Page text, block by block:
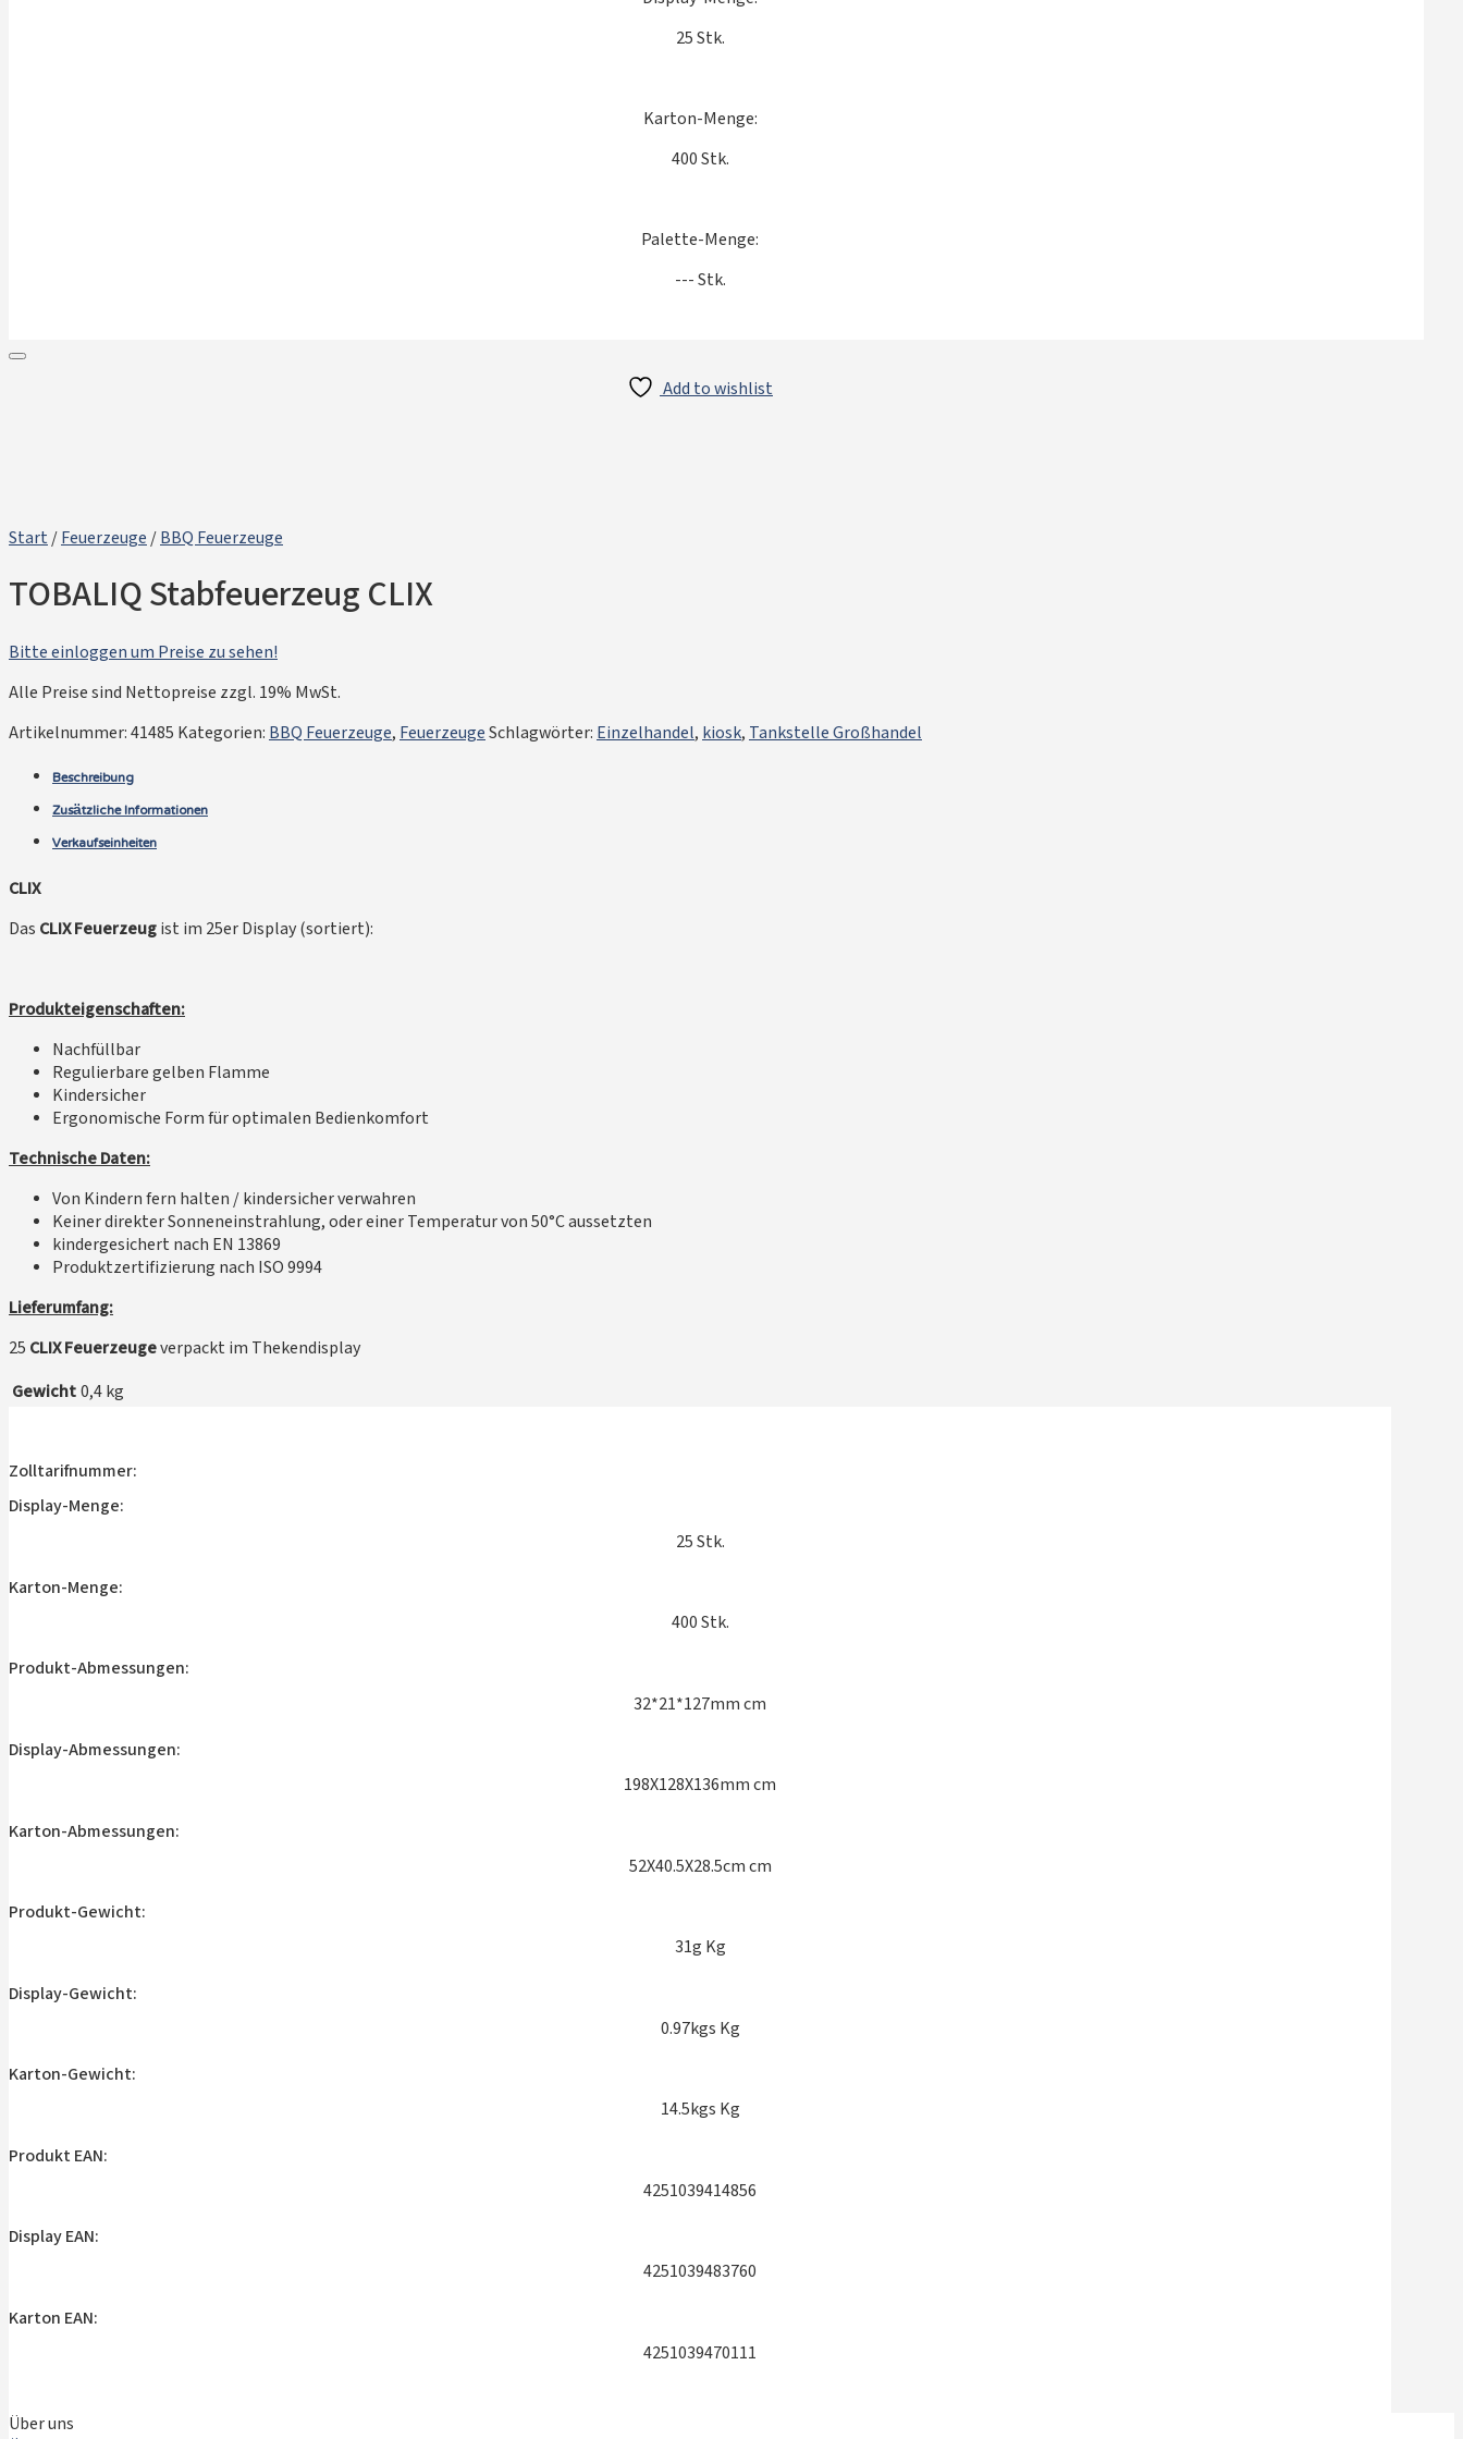
25 Stk.
Karton-Menge:
400 Stk.
Palette-Menge:
--- Stk.
Add to wishlist
Start/Feuerzeuge /BBQ Feuerzeuge
TOBALIQ Stabfeuerzeug CLIX
Bitte einloggen um Preise zu sehen!
Alle Preise sind Nettopreise zzgl. 19% MwSt.
Artikelnummer:41485 Kategorien: BBQ Feuerzeuge, FeuerzeugeSchlagwörter: Einzelhandel, kiosk, Tankstelle Großhandel
Beschreibung
Zusätzliche Informationen
Verkaufseinheiten
CLIX
Das CLIX Feuerzeugist im 25er Display (sortiert):
Produkteigenschaften:
Nachfüllbar
Regulierbare gelben Flamme
Kindersicher
Ergonomische Form für optimalen Bedienkomfort
Technische Daten:
Von Kindern fern halten / kindersicher verwahren
Keiner direkter Sonneneinstrahlung, oder einer Temperatur von 50°C aussetzten
kindergesichert nach EN 13869
Produktzertifizierung nach ISO 9994
Lieferumfang:
25 CLIX Feuerzeugeverpackt im Thekendisplay
Gewicht0,4 kg
Zolltarifnummer:
Display-Menge:
25 Stk.
Karton-Menge:
400 Stk.
Produkt-Abmessungen:
32*21*127mm cm
Display-Abmessungen:
198X128X136mm cm
Karton-Abmessungen:
52X40.5X28.5cm cm
Produkt-Gewicht:
31g Kg
Display-Gewicht:
0.97kgs Kg
Karton-Gewicht:
14.5kgs Kg
Produkt EAN:
4251039414856
Display EAN:
4251039483760
Karton EAN:
4251039470111
Über uns